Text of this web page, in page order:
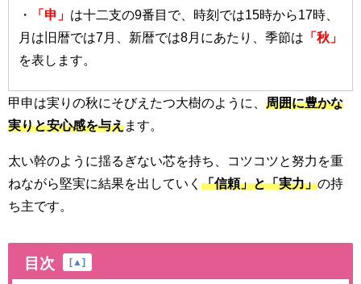
・ 「申」 は十二支の9番目で、時刻では15時から17時、
月は旧暦では7月、新暦では8月にあたり、季節は 「秋」
を表します。
甲申は実りの秋にそびえたつ大樹のように、 周囲に豊かな
実りと安心感を与えます。
太い幹のように揺るぎない芯を持ち、コツコツと努力を重
ねながら堅実に結果を出していく 「信頼」と「実力」の持
ち主です。
目次 [ ▲ ]